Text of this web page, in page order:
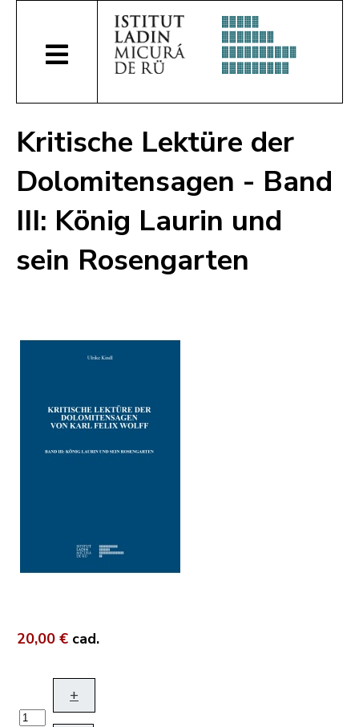
Kritische Lektüre der
Dolomitensagen - Band
III: König Laurin und
sein Rosengarten
20,00 € cad.
+